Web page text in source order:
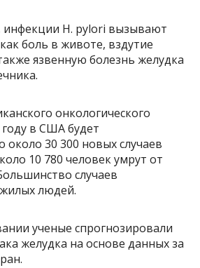
H. pylori вызывают
боль в животе, вздутие
язвенную болезнь желудка
онкологического
в США будет
около 30 300 новых случаев
10 780 человек умрут от
случаев
людей.
ученые спрогнозировали
желудка на основе данных за